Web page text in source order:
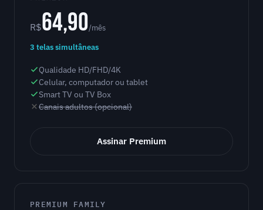
R$64,90/mês
3 telas simultâneas
Qualidade HD/FHD/4K
Celular, computador ou tablet
Smart TV ou TV Box
Canais adultos (opcional)
Assinar Premium
PREMIUM FAMILY